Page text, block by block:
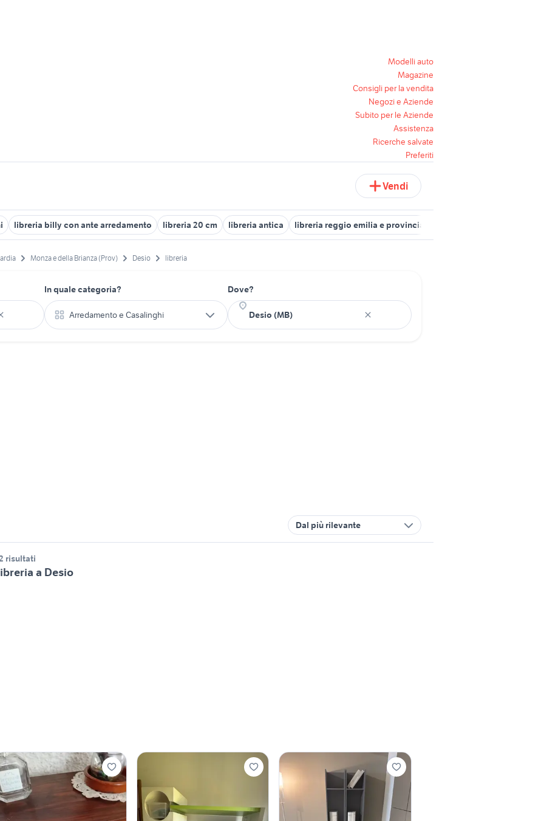
Modelli auto
Magazine
Consigli per la vendita
Negozi e Aziende
Subito per le Aziende
Assistenza
Ricerche salvate
Preferiti
Vendi
libreria billy con ante arredamento libreria 20 cm libreria antica libreria reggio emilia e provincia
Monza e della Brianza (Prov) Desio libreria
In quale categoria?
Arredamento e Casalinghi
Dove?
Dal più rilevante
risultati
a Desio